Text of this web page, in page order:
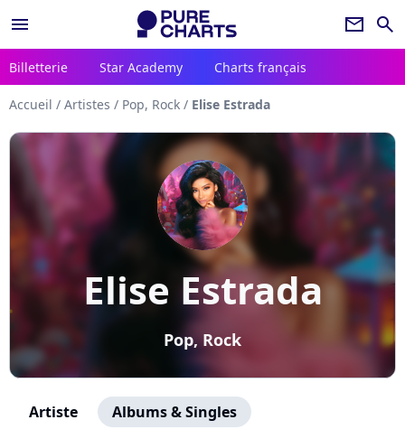
menu newsletter search
Billetterie Star Academy Charts français
Accueil / Artistes / Pop, Rock / Elise Estrada
Elise Estrada
Pop, Rock
Artiste Albums & Singles